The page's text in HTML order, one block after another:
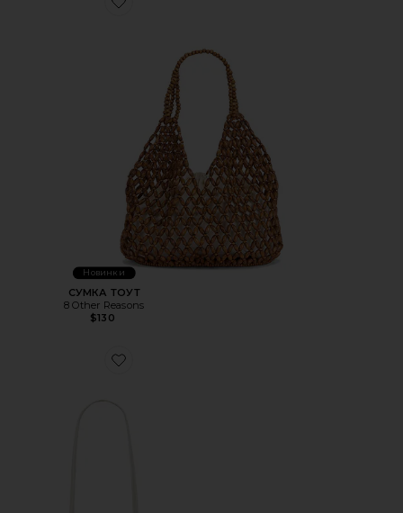
Favorite СУМКА ТОУТ
Новинки
СУМКА ТОУТ
8 Other Reasons
$130
Favorite СУМКА НА ПЛЕЧО